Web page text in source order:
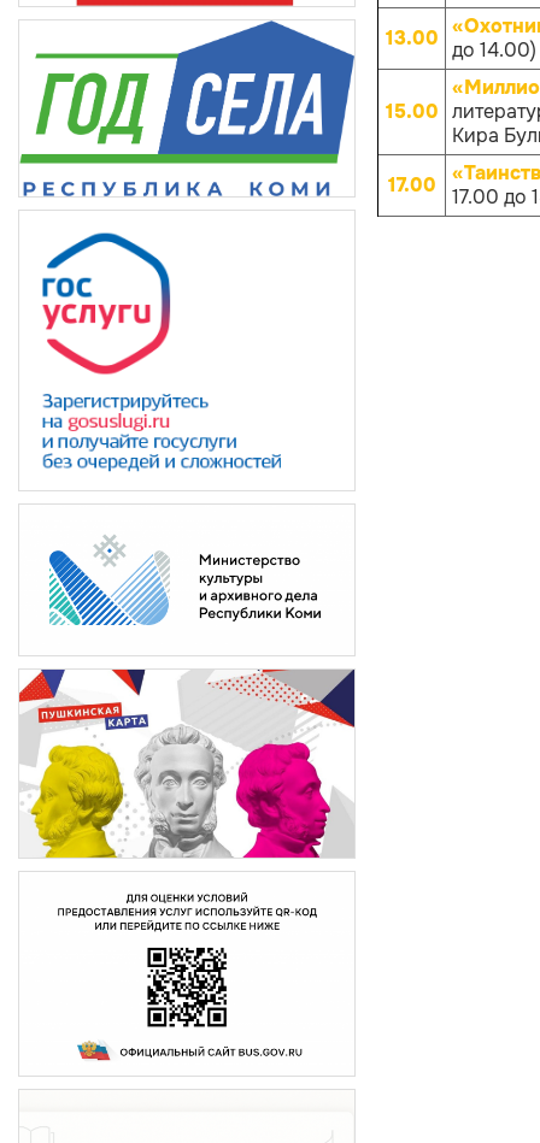
13.00 до 14.00)
15.00
Кира
17.00
17.00 до